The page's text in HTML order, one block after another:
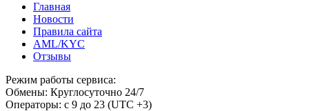
Главная
Новости
Правила сайта
AML/KYC
Отзывы
Режим работы сервиса:
Обмены: Круглосуточно 24/7
Операторы: с 9 до 23 (UTC +3)